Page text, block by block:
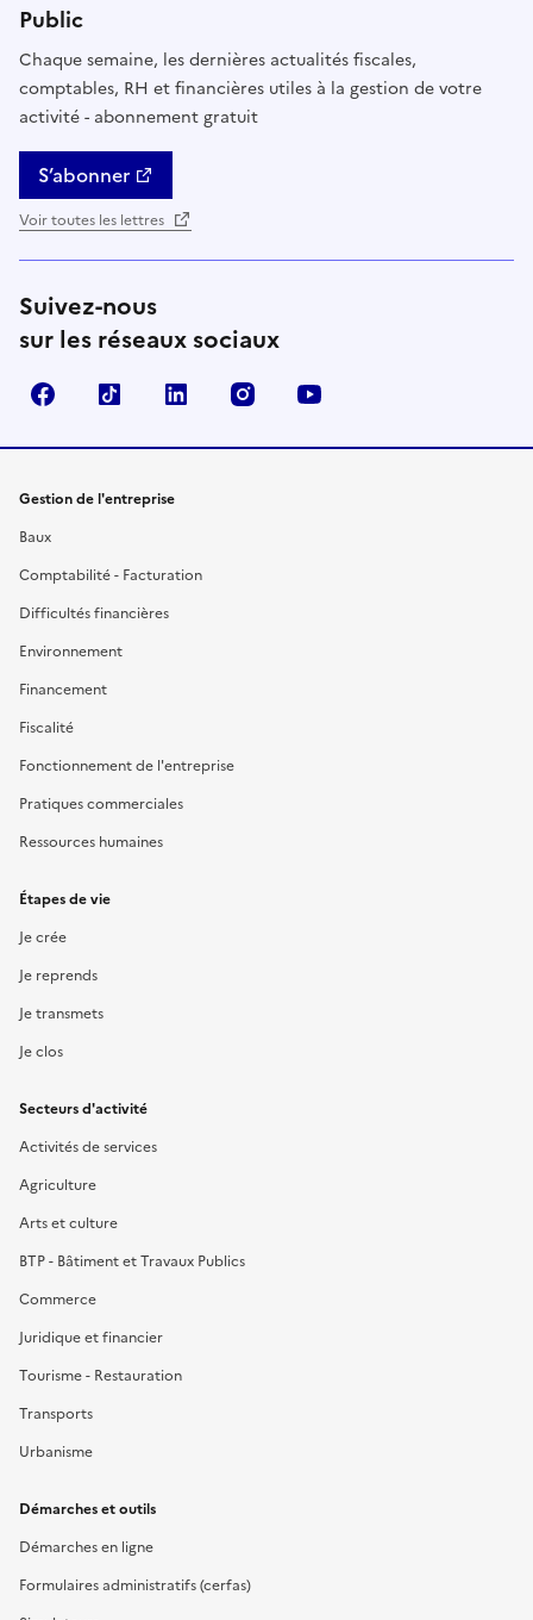
Public
Chaque semaine, les dernières actualités fiscales,
comptables, RH et financières utiles à la gestion de votre
activité - abonnement gratuit
S’abonner
Voir toutes les lettres
Suivez-nous
sur les réseaux sociaux
FacebookTikTok Linkedin Instagram
Gestion de l'entreprise
Baux
Comptabilité - Facturation
Difficultés financières
Environnement
Financement
Fiscalité
Fonctionnement de l'entreprise
Pratiques commerciales
Ressources humaines
Étapes de vie
Je crée
Je reprends
Je transmets
Je clos
Secteurs d'activité
Activités de services
Agriculture
Arts et culture
BTP - Bâtiment et Travaux Publics
Commerce
Juridique et financier
Tourisme - Restauration
Transports
Urbanisme
Démarches et outils
Démarches en ligne
Formulaires administratifs (cerfas)